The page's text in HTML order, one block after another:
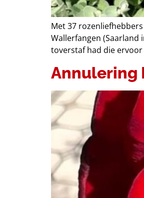
Met 37
Wallerfangen (Saarland
toverstaf had die
Annulering